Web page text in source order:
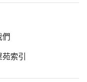
們
索引